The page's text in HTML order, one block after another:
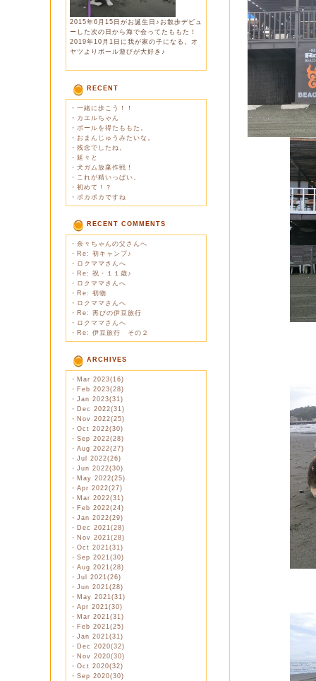
2015年6月15日がお誕生日♪お散歩デビュ
ーした次の日から海で会ってたももた！
2019年10月1日に我が家の子になる。オ
ヤツよりボール遊びが大好き♪
RECENT
・ 一緒に歩こう！！
・ カエルちゃん
・ ボールを得たももた。
・ おまんじゅうみたいな。
・ 残念でしたね。
・ 延々と
・ 犬ガム放棄作戦！
・ これが精いっぱい。
・ 初めて！？
・ ポカポカですね
RECENT COMMENTS
・ 奈々ちゃんの父さんへ
・ Re: 初キャンプ♪
・ ロクママさんへ
・ Re: 祝・１１歳♪
・ ロクママさんへ
・ Re: 初物
・ ロクママさんへ
・ Re: 再びの伊豆旅行
・ ロクママさんへ
・ Re: 伊豆旅行 その２
ARCHIVES
・ Mar 2023(16)
・ Feb 2023(28)
・ Jan 2023(31)
・ Dec 2022(31)
・ Nov 2022(25)
・ Oct 2022(30)
・ Sep 2022(28)
・ Aug 2022(27)
・ Jul 2022(26)
・ Jun 2022(30)
・ May 2022(25)
・ Apr 2022(27)
・ Mar 2022(31)
・ Feb 2022(24)
・ Jan 2022(29)
・ Dec 2021(28)
・ Nov 2021(28)
・ Oct 2021(31)
・ Sep 2021(30)
・ Aug 2021(28)
・ Jul 2021(26)
・ Jun 2021(28)
・ May 2021(31)
・ Apr 2021(30)
・ Mar 2021(31)
・ Feb 2021(25)
・ Jan 2021(31)
・ Dec 2020(32)
・ Nov 2020(30)
・ Oct 2020(32)
・ Sep 2020(30)